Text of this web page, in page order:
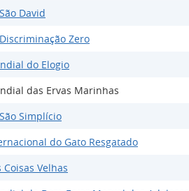
David
Zero
do Elogio
das Ervas Marinhas
Simplício
do Gato Resgatado
Coisas Velhas